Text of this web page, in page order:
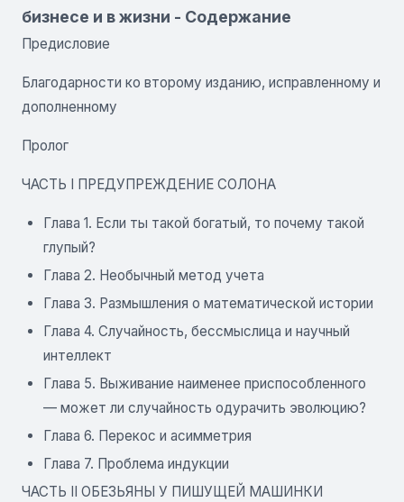
бизнесе и в жизни - Содержание
Предисловие
Благодарности ко второму изданию, исправленному и
дополненному
Пролог
ЧАСТЬ I ПРЕДУПРЕЖДЕНИЕ СОЛОНА
Глава 1. Если ты такой богатый, то почему такой
глупый?
Глава 2. Необычный метод учета
Глава 3. Размышления о математической истории
Глава 4. Случайность, бессмыслица и научный
интеллект
Глава 5. Выживание наименее приспособленного
— может ли случайность одурачить эволюцию?
Глава 6. Перекос и асимметрия
Глава 7. Проблема индукции
ЧАСТЬ II ОБЕЗЬЯНЫ У ПИШУЩЕЙ МАШИНКИ